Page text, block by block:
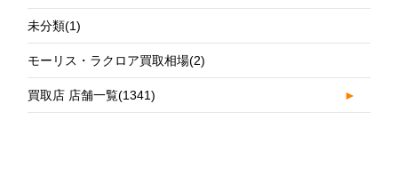
未分類(1)
モーリス・ラクロア買取相場(2)
買取店 店舗一覧(1341) ►